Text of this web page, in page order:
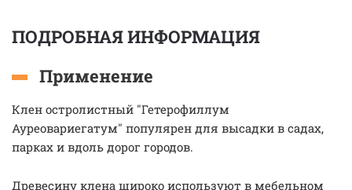
ПОДРОБНАЯ ИНФОРМАЦИЯ
Применение
Клен остролистный "Гетерофиллум
Ауреовариегатум" популярен для высадки в садах,
парках и вдоль дорог городов.
Древесину клена широко используют в мебельном